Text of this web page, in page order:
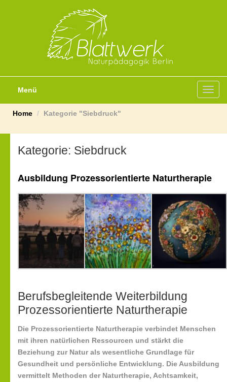
Menü
Home
Kategorie "Siebdruck"
Kategorie: Siebdruck
Ausbildung Prozessorientierte Naturtherapie
Berufsbegleitende Weiterbildung
Prozessorientierte Naturtherapie
Die Prozessorientierte Naturtherapie verbindet Menschen
mit ihren natürlichen Ressourcen und stärkt die
Beziehung zur Natur als wesentliche Grundlage für
Gesundheit und persönliche Entwicklung. Die Ausbildung
vermittelt Methoden der Naturtherapie, Achtsamkeit,